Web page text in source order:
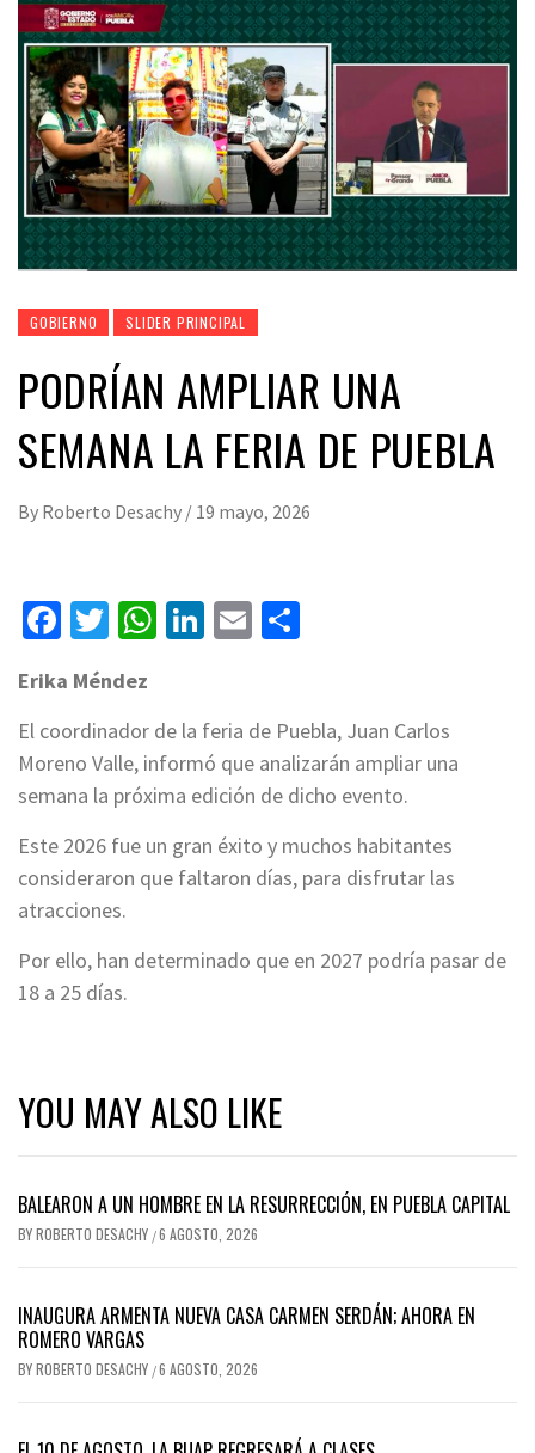
GOBIERNO SLIDER PRINCIPAL
PODRÍAN AMPLIAR UNA
SEMANA LA FERIA DE PUEBLA
By Roberto Desachy / 19 mayo, 2026
Facebook
Twitter
WhatsApp
LinkedIn
Email
Erika Méndez
El coordinador de la feria de Puebla, Juan Carlos
Moreno Valle, informó que analizarán ampliar una
semana la próxima edición de dicho evento.
Este 2026 fue un gran éxito y muchos habitantes
consideraron que faltaron días, para disfrutar las
atracciones.
Por ello, han determinado que en 2027 podría pasar de
18 a 25 días.
YOU MAY ALSO LIKE
BALEARON A UN HOMBRE EN LA RESURRECCIÓN, EN PUEBLA CAPITAL
BYROBERTO DESACHY /6 AGOSTO, 2026
INAUGURA ARMENTA NUEVA CASA CARMEN SERDÁN; AHORA EN
ROMERO VARGAS
BYROBERTO DESACHY /6 AGOSTO, 2026